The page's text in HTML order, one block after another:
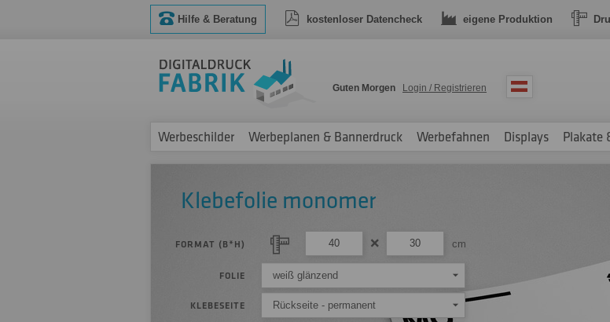
Hilfe & Beratung kostenloser Datencheck eigene Produktion
Guten Morgen Login / Registrieren
Werbeschilder Werbeplanen & Bannerdruck Werbefahnen Displays Plakate
Klebefolie monomer
FORMAT (B*H) cm
FOLIE weiß glänzend
KLEBESEITE Rückseite - permanent